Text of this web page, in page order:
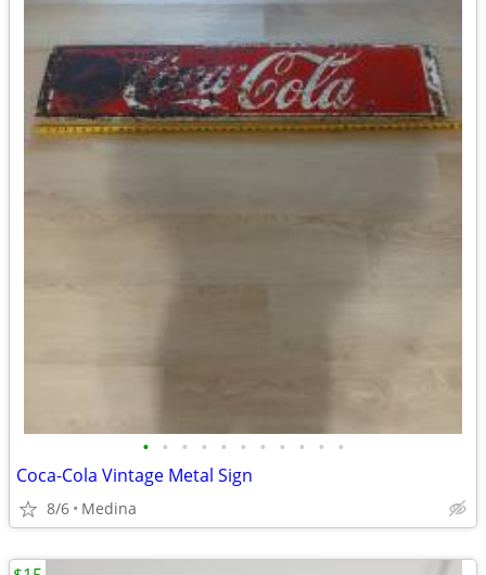
• • • • • • • • • • •
Coca-Cola Vintage Metal Sign
8/6 Medina